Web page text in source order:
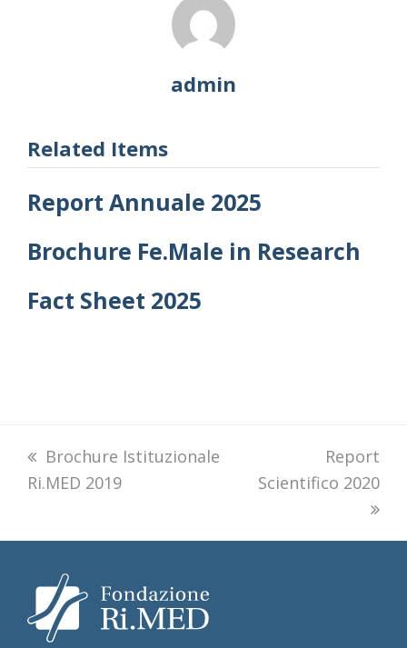
admin
Related Items
Report Annuale 2025
Brochure Fe.Male in Research
Fact Sheet 2025
previous
post:
Brochure Istituzionale
Ri.MED 2019
next
post:
Report
Scientifico 2020